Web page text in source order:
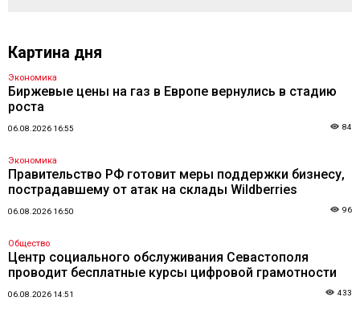
Картина дня
Экономика
Биржевые цены на газ в Европе вернулись в стадию
роста
06.08.2026 16:55 84
Экономика
Правительство РФ готовит меры поддержки бизнесу,
пострадавшему от атак на склады Wildberries
06.08.2026 16:50 96
Общество
Центр социального обслуживания Севастополя
проводит бесплатные курсы цифровой грамотности
06.08.2026 14:51 433